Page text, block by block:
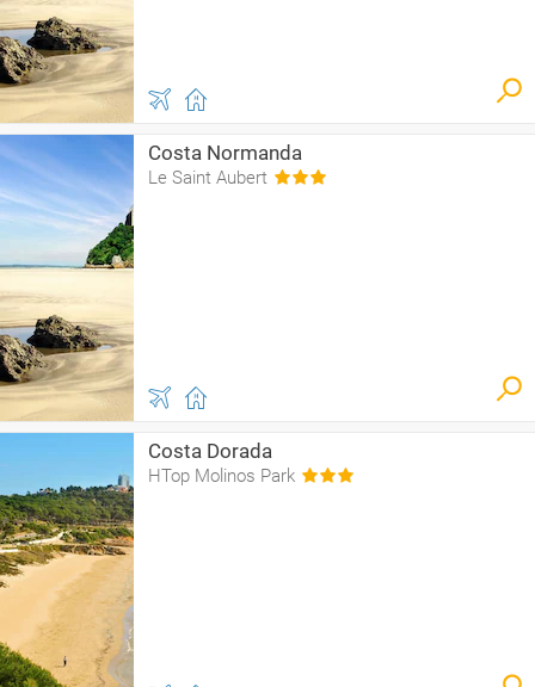
Costa Normanda
Le Saint Aubert
Costa Dorada
HTop Molinos Park